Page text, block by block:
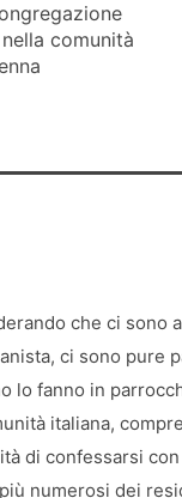
comunità
che ci sono
ci sono pure
lo fanno in
italiana,
di confessarsi
numerosi dei